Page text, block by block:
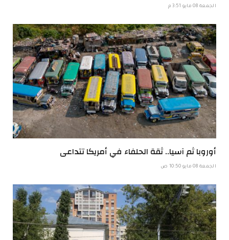
الجمعة 08 مايو 3:51 م
أوروبا ثم آسيا.. ثقة الحلفاء في أمريكا تتداعى
الجمعة 08 مايو 10:50 ص